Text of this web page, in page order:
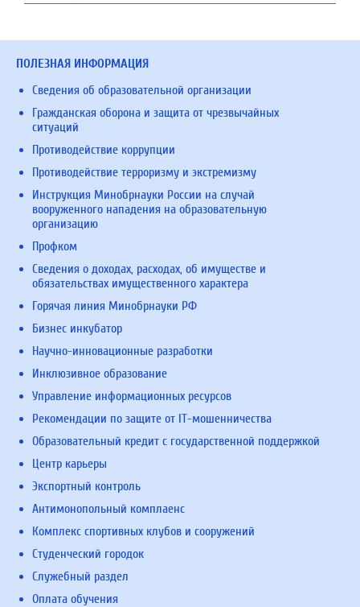
ПОЛЕЗНАЯ ИНФОРМАЦИЯ
Сведения об образовательной организации
Гражданская оборона и защита от чрезвычайных
ситуаций
Противодействие коррупции
Противодействие терроризму и экстремизму
Инструкция Минобрнауки России на случай
вооруженного нападения на образовательную
организацию
Профком
Сведения о доходах, расходах, об имуществе и
обязательствах имущественного характера
Горячая линия Минобрнауки РФ
Бизнес инкубатор
Научно-инновационные разработки
Инклюзивное образование
Управление информационных ресурсов
Рекомендации по защите от IT-мошенничества
Образовательный кредит с государственной поддержкой
Центр карьеры
Экспортный контроль
Антимонопольный комплаенс
Комплекс спортивных клубов и сооружений
Студенческий городок
Служебный раздел
Оплата обучения